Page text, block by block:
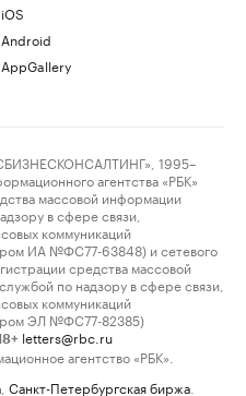
iOS
Android
AppGallery
1995–
агентства «РБК»
массовой информации
в сфере связи,
коммуникаций
ИА №ФС77-63848) и сетевого
средства массовой
по надзору в сфере связи,
коммуникаций
ЭЛ №ФС77-82385)
letters@rbc.ru
агентство «РБК».
Санкт-Петербургская биржа